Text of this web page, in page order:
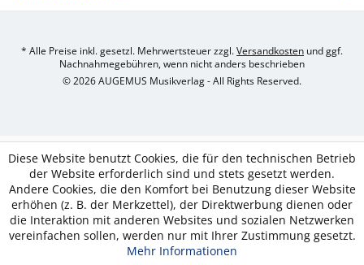
* Alle Preise inkl. gesetzl. Mehrwertsteuer zzgl.Versandkosten und ggf.
Nachnahmegebühren, wenn nicht anders beschrieben
© 2026 AUGEMUS Musikverlag - All Rights Reserved.
Diese Website benutzt Cookies, die für den technischen Betrieb
der Website erforderlich sind und stets gesetzt werden.
Andere Cookies, die den Komfort bei Benutzung dieser Website
erhöhen (z. B. der Merkzettel), der Direktwerbung dienen oder
die Interaktion mit anderen Websites und sozialen Netzwerken
vereinfachen sollen, werden nur mit Ihrer Zustimmung gesetzt.
Mehr Informationen